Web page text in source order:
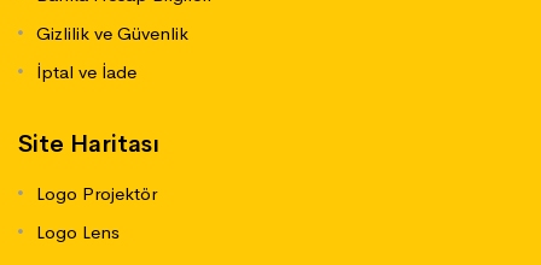
Gizlilik ve Güvenlik
İptal ve İade
Site Haritası
Logo Projektör
Logo Lens